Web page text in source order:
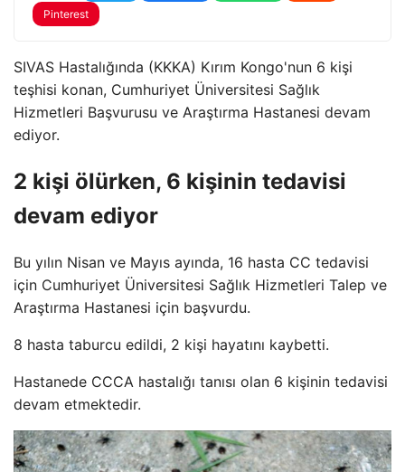
Pinterest
SIVAS Hastalığında (KKKA) Kırım Kongo'nun 6 kişi
teşhisi konan, Cumhuriyet Üniversitesi Sağlık
Hizmetleri Başvurusu ve Araştırma Hastanesi devam
ediyor.
2 kişi ölürken, 6 kişinin tedavisi
devam ediyor
Bu yılın Nisan ve Mayıs ayında, 16 hasta CC tedavisi
için Cumhuriyet Üniversitesi Sağlık Hizmetleri Talep ve
Araştırma Hastanesi için başvurdu.
8 hasta taburcu edildi, 2 kişi hayatını kaybetti.
Hastanede CCCA hastalığı tanısı olan 6 kişinin tedavisi
devam etmektedir.